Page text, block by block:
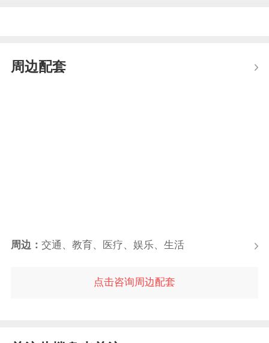
周边配套
周边： 交通、教育、医疗、娱乐、生活
点击咨询周边配套